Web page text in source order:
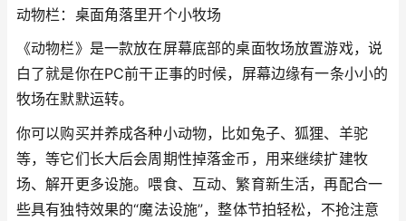
动物栏：桌面角落里开个小牧场
《动物栏》是一款放在屏幕底部的桌面牧场放置游戏，说
白了就是你在PC前干正事的时候，屏幕边缘有一条小小的
牧场在默默运转。
你可以购买并养成各种小动物，比如兔子、狐狸、羊驼
等，等它们长大后会周期性掉落金币，用来继续扩建牧
场、解开更多设施。喂食、互动、繁育新生活，再配合一
些具有独特效果的“魔法设施”，整体节拍轻松，不抢注意